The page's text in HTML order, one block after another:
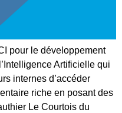
pour le développement
Artificielle qui
internes d’accéder
riche en posant des
Le Courtois du